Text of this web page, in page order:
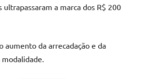
ultrapassaram a marca dos R$ 200
aumento da arrecadação e da